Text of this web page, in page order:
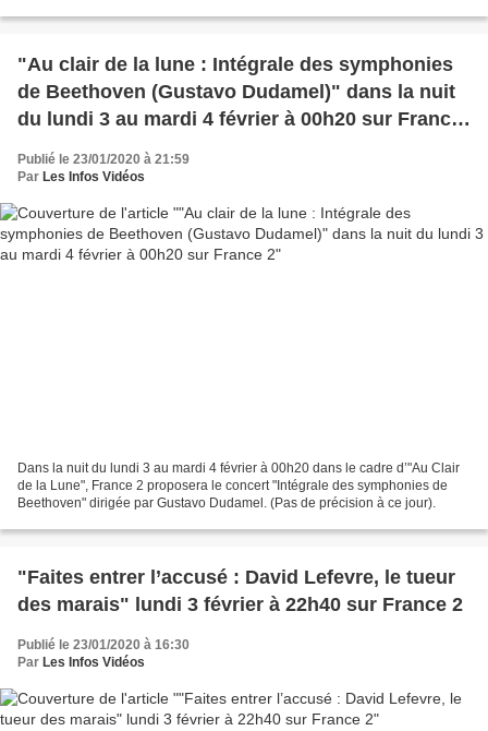
"Au clair de la lune : Intégrale des symphonies
de Beethoven (Gustavo Dudamel)" dans la nuit
du lundi 3 au mardi 4 février à 00h20 sur France
Publié le 23/01/2020 à 21:59
Par Les Infos Vidéos
Dans la nuit du lundi 3 au mardi 4 février à 00h20 dans le cadre d’"Au Clair
de la Lune", France 2 proposera le concert "Intégrale des symphonies de
Beethoven" dirigée par Gustavo Dudamel. (Pas de précision à ce jour).
"Faites entrer l’accusé : David Lefevre, le tueur
des marais" lundi 3 février à 22h40 sur France 2
Publié le 23/01/2020 à 16:30
Par Les Infos Vidéos